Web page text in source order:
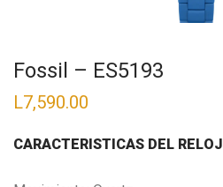
Fossil – ES5193
L7,590.00
CARACTERISTICAS DEL RELOJ